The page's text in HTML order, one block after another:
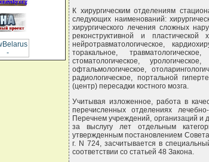
К хирургическим отделениям
следующих наименований:
хирургического лечения сложных
реконструктивной и пластической
нейротравматологическое,
торакальное, травматологическое,
стоматологическое,
офтальмологическое,
радиологическое, портальной
(центр) пересадки костного мозга.
Учитывая изложенное, работа в
перечисленных отделениях
Перечнем учреждений, организаций и
за выслугу лет отдельным
утвержденным постановлением
г. N 724, засчитывается в
соответствии со статьей 48 Закона.